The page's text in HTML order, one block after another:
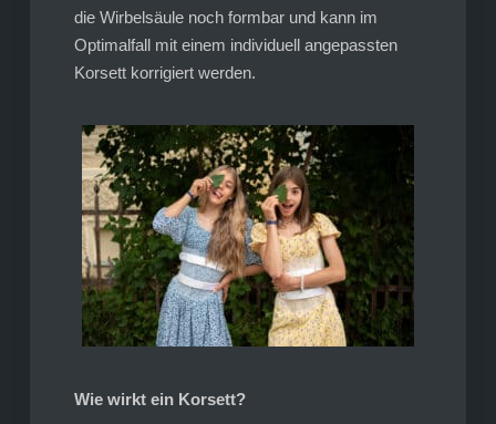
die Wirbelsäule noch formbar und kann im
Optimalfall mit einem individuell angepassten
Korsett korrigiert werden.
Wie wirkt ein Korsett?